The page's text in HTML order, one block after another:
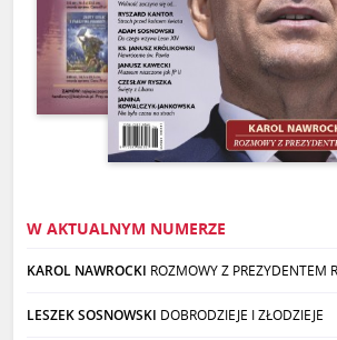
W AKTUALNYM NUMERZE
KAROL NAWROCKI ROZMOWY Z PREZYDENTEM
LESZEK SOSNOWSKI DOBRODZIEJE I ZŁODZIEJE